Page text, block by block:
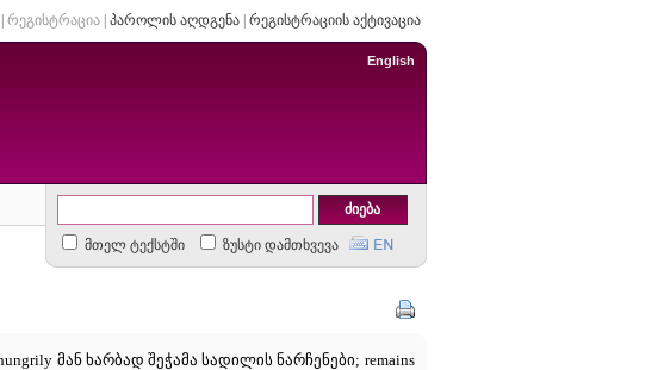
რეგისტრაცია| პაროლის აღდგენა| რეგისტრაციის აქტივაცია
English
მთელ ტექსტში ზუსტი დამთხვევა
მან ხარბად შეჭამა სადილის ნარჩენები; remains